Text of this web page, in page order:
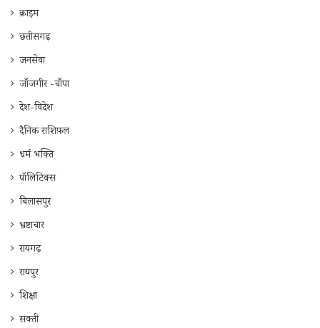
क्राइम
छत्तीसगढ़
जनसेवा
जाँजगीर -चाँपा
देश-विदेश
दैनिक राशिफ़ल
धर्म भक्ति
पॉलिटिक्स
बिलासपुर
भ्रष्टाचार
रायगढ़
रायपुर
शिक्षा
सक्ती